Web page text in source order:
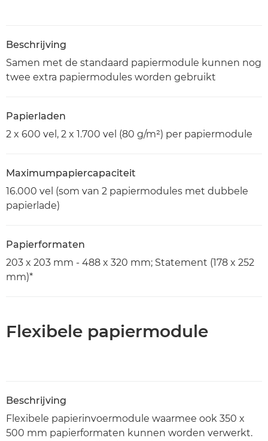
Beschrijving
Samen met de standaard papiermodule kunnen nog
twee extra papiermodules worden gebruikt
Papierladen
2 x 600 vel, 2 x 1.700 vel (80 g/m²) per papiermodule
Maximumpapiercapaciteit
16.000 vel (som van 2 papiermodules met dubbele
papierlade)
Papierformaten
203 x 203 mm - 488 x 320 mm; Statement (178 x 252
mm)*
Flexibele papiermodule
Beschrijving
Flexibele papierinvoermodule waarmee ook 350 x
500 mm papierformaten kunnen worden verwerkt.